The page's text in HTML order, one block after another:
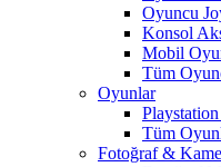
Oyuncu
Konsol
Mobil
Tüm
Oyunlar
Tüm
Fotoğraf &